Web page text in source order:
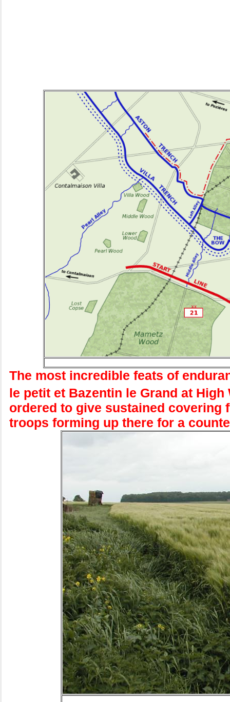
The most incredible feats of
le petit et Bazentin le Grand at High
ordered to give sustained covering
troops forming up there for a